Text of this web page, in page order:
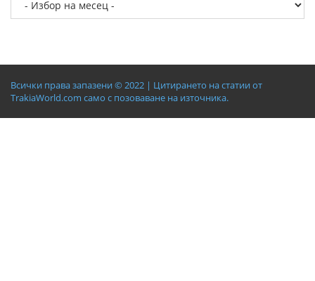
Всички права запазени © 2022 | Цитирането на статии от
TrakiaWorld.com само с позоваване на източника.